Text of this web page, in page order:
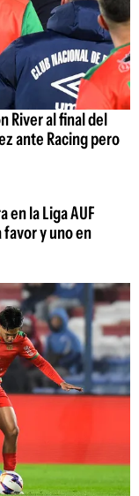
River al final del
ante Racing pero
en la Liga AUF
favor y uno en